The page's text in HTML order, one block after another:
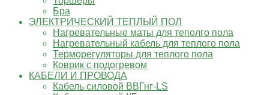
Бра
ЭЛЕКТРИЧЕСКИЙ ТЕПЛЫЙ ПОЛ
Нагревательные маты для теполго пола
Нагревательный кабель для теплого пола
Терморегуляторы для теплого пола
Коврик с подогревом
КАБЕЛИ И ПРОВОДА
Кабель силовой ВВГнг-LS